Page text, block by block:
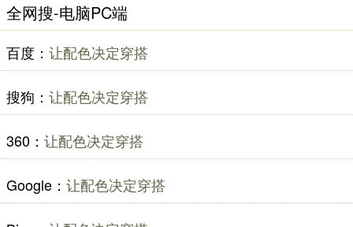
全网搜-电脑PC端
百度： 让配色决定穿搭
搜狗： 让配色决定穿搭
360： 让配色决定穿搭
Google： 让配色决定穿搭